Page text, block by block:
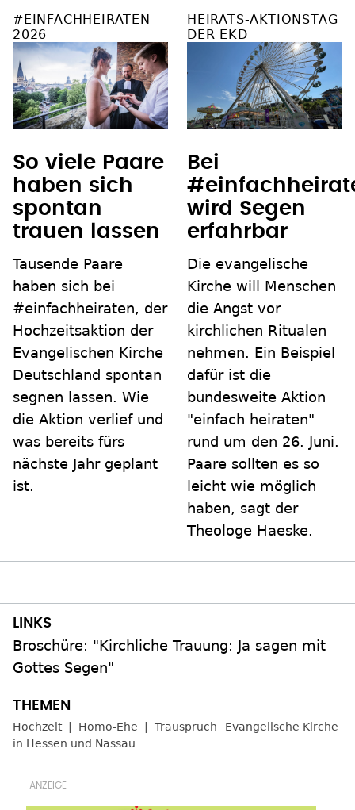
#EINFACHHEIRATEN
2026
So viele Paare
haben sich
spontan
trauen lassen
Tausende Paare
haben sich bei
#einfachheiraten, der
Hochzeitsaktion der
Evangelischen Kirche
Deutschland spontan
segnen lassen. Wie
die Aktion verlief und
was bereits fürs
nächste Jahr geplant
ist.
HEIRATS-AKTIONSTAG
DER EKD
Bei
wird Segen
erfahrbar
Die evangelische
Kirche will Menschen
die Angst vor
kirchlichen Ritualen
nehmen. Ein Beispiel
dafür ist die
bundesweite Aktion
"einfach heiraten"
rund um den 26. Juni.
Paare sollten es so
leicht wie möglich
haben, sagt der
Theologe Haeske.
Broschüre: "Kirchliche Trauung: Ja sagen mit
Gottes Segen"
Hochzeit Homo-Ehe Trauspruch
Evangelische Kirche
in Hessen und Nassau